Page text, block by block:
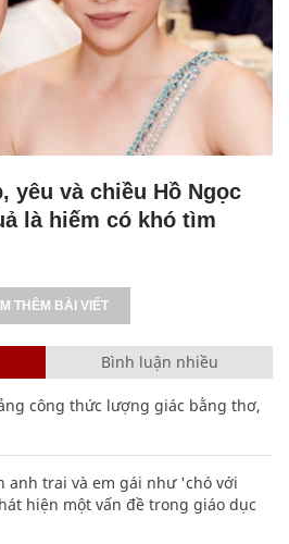
yêu và chiều Hồ Ngọc
là hiếm có khó tìm
THÊM BÀI VIẾT
Bình luận nhiều
công thức lượng giác bằng thơ,
anh trai và em gái như 'chó với
hiện một vấn đề trong giáo dục